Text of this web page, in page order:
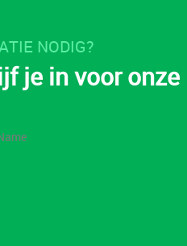
NODIG?
je in voor